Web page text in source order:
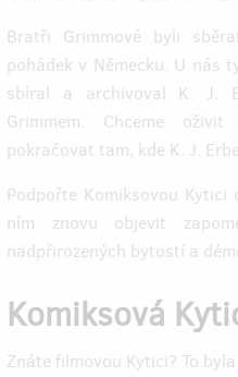
Bratři Grimmové byli
pohádek v Německu. U nás
sbíral a archivoval K. J.
Grimmem. Chceme
pokračovat tam, kde K. J.
Podpořte Komiksovou
ním znovu objevit
nadpřirozených bytostí a
Komiksová
Znáte filmovou Kytici? To